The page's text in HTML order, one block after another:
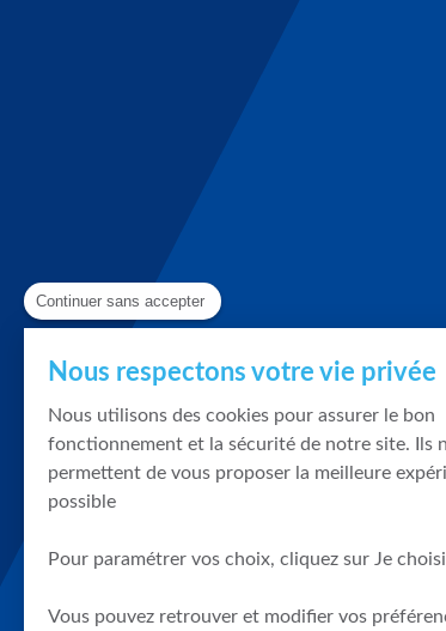
Continuer sans accepter
Nous respectons votre vie privée
Nous utilisons des cookies pour assurer le bon
fonctionnement et la sécurité de notre site. Ils
permettent de vous proposer la meilleure
possible
Pour paramétrer vos choix, cliquez sur Je
Vous pouvez retrouver et modifier vos